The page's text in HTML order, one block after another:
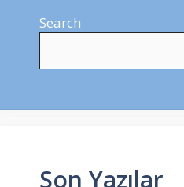
Search
Son Yazılar